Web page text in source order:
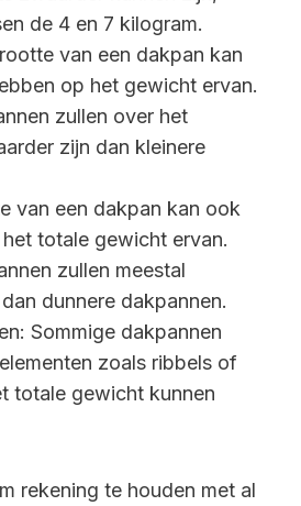
de 4 en 7 kilogram.
van een dakpan kan
op het gewicht ervan.
zullen over het
zijn dan kleinere
van een dakpan kan ook
totale gewicht ervan.
zullen meestal
dunnere dakpannen.
Sommige dakpannen
zoals ribbels of
totale gewicht kunnen
rekening te houden met al